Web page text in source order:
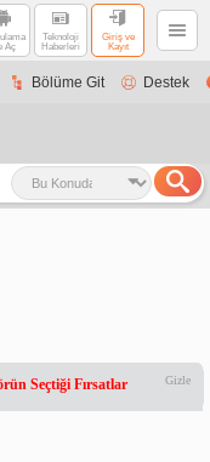
Aç
Teknoloji
Haberleri
Giriş ve
Kayıt
Bölüme Git Destek
Seçtiği Fırsatlar Gizle